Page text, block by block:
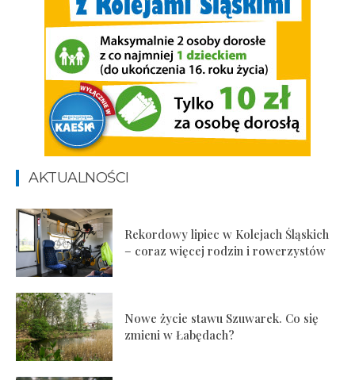
AKTUALNOŚCI
Rekordowy lipiec w Kolejach Śląskich
– coraz więcej rodzin i rowerzystów
Nowe życie stawu Szuwarek. Co się
zmieni w Łabędach?